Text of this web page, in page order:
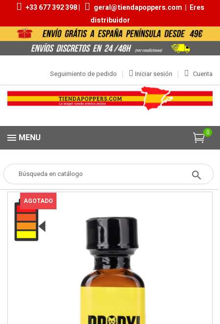
+33 677 392 398 | geral@tiendapoppers.com | Eres
distribuidor
Cuenta
Iniciar sesión
Seguimiento de pedido
0
MENU
Popper POPPERS Aromas 20ml | 30ml
AGOTADO